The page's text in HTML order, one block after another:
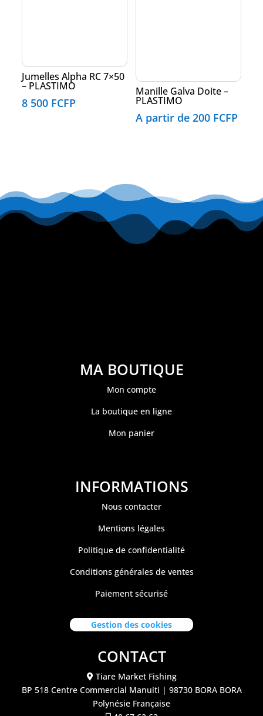
Jumelles Alpha RC 7×50
– PLASTIMO
8 500 FCFP
Manille Galva Doite –
PLASTIMO
A partir de200 FCFP
MA BOUTIQUE
Mon compte
La boutique en ligne
Mon panier
INFORMATIONS
Nous contacter
Mentions légales
Politique de confidentialité
Conditions générales de ventes
Paiement sécurisé
Gestion des cookies
CONTACT
Tiare Market Fishing
BP 518 Centre Commercial Manuiti | 98730 BORA BORA
Polynésie Française